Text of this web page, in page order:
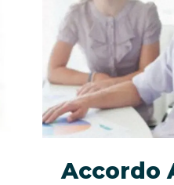
Accordo